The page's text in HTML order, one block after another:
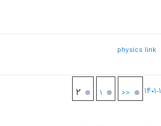
physics link
<< ۱ ۲